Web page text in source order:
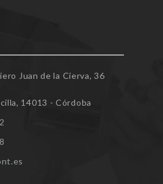
Juan de la Cierva, 36
14013 - Córdoba